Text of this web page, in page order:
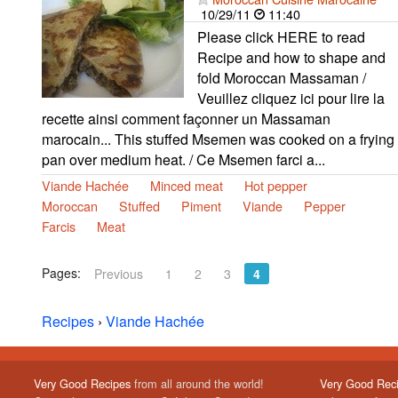
10/29/11
11:40
Please click HERE to read
Recipe and how to shape and
fold Moroccan Massaman /
Veuillez cliquez ici pour lire la
recette ainsi comment façonner un Massaman
marocain... This stuffed Msemen was cooked on a frying
pan over medium heat. / Ce Msemen farci a...
Viande Hachée Minced meat
Hot pepper
Moroccan
Stuffed Piment Viande
Pepper
Farcis
Meat
Pages: Previous 1 2 3 4
Recipes › Viande Hachée
Very Good Recipesfrom all around the world!
Very Good